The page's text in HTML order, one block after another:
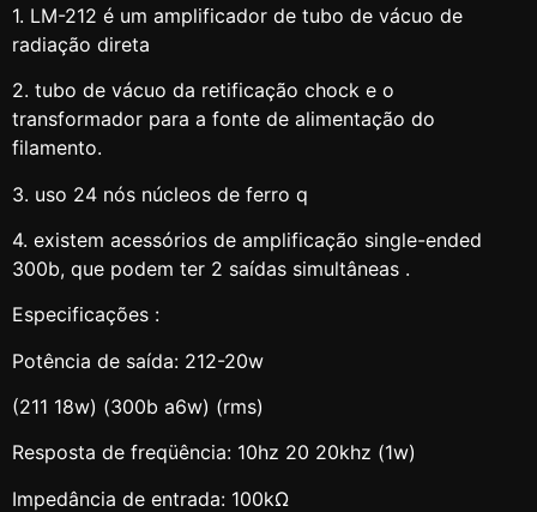
1. LM-212 é um amplificador de tubo de vácuo de
radiação direta
2. tubo de vácuo da retificação chock e o
transformador para a fonte de alimentação do
filamento.
3. uso 24 nós núcleos de ferro q
4. existem acessórios de amplificação single-ended
300b, que podem ter 2 saídas simultâneas .
Especificações :
Potência de saída: 212-20w
(211 18w) (300b a6w) (rms)
Resposta de freqüência: 10hz 20 20khz (1w)
Impedância de entrada: 100kΩ